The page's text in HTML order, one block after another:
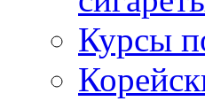
Курсы